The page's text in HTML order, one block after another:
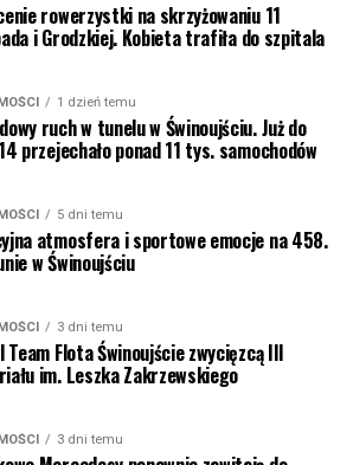
rowerzystki na skrzyżowaniu 11
i Grodzkiej. Kobieta trafiła do szpitala
1 dzień temu
ruch w tunelu w Świnoujściu. Już do
przejechało ponad 11 tys. samochodów
5 dni temu
atmosfera i sportowe emocje na 458.
w Świnoujściu
3 dni temu
Team Flota Świnoujście zwycięzcą III
im. Leszka Zakrzewskiego
3 dni temu